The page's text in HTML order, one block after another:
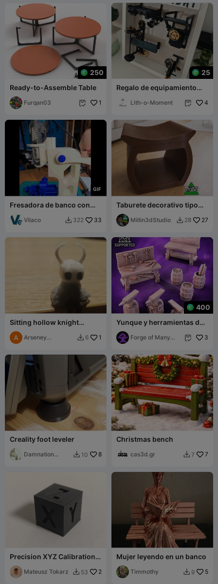
250
Ready-to-Assemble Table
Furqan03  1
25
Regalo de equipamiento
Lith-o-Moment  4
GIF
Fresadora de banco con
cruzada
Vilaco  322 33
Taburete decorativo tipo
silla de montar /
Reposapiés con
almacenamiento
Millin3dStudio  28 27
Sitting hollow knight
character
Arseney
 6 1
400
Yunque y herramientas de
herrero, elementos de
escenografía dispersos
Forge of Many
 3
Creality foot leveler
Damnation
 10 8
Christmas bench
cas3d.gr  7 7
Precision XYZ Calibration
Cube 10mm – High-
Accuracy Printer
Mateusz Tokarz  53 2
Mujer leyendo en un banco
Timmothy  9 5